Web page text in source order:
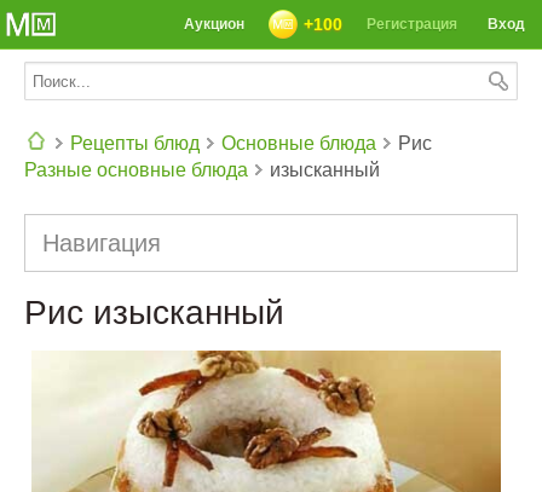
Вход
Регистрация
+100
Аукцион
Рецепты блюд
Основные блюда
Разные основные блюда
Рис
изысканный
Навигация
Рис изысканный